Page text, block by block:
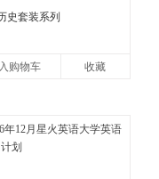
史套装系列
购物车 收藏